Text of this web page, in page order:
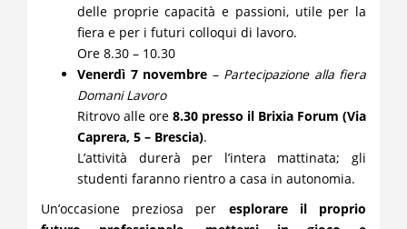
delle proprie capacità e passioni, utile per la
fiera e per i futuri colloqui di lavoro.
Ore 8.30 – 10.30
Venerdì 7 novembre – Partecipazione alla fiera
Domani Lavoro
Ritrovo alle ore 8.30 presso il Brixia Forum (Via
Caprera, 5 – Brescia).
L’attività durerà per l’intera mattinata; gli
studenti faranno rientro a casa in autonomia.
Un’occasione preziosa per esplorare il proprio